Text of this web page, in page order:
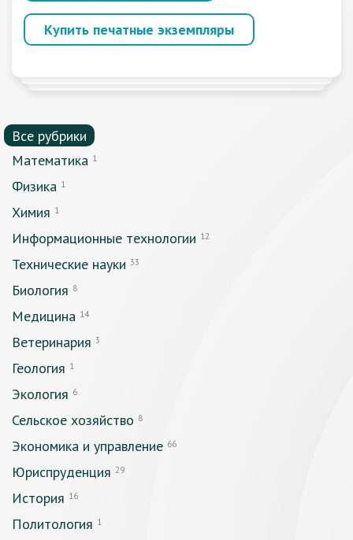
Купить печатные экземпляры
Все рубрики
Математика 1
Физика 1
Химия 1
Информационные технологии 12
Технические науки 33
Биология 8
Медицина 14
Ветеринария 3
Геология 1
Экология 6
Сельское хозяйство 8
Экономика и управление 66
Юриспруденция 29
История 16
Политология 1